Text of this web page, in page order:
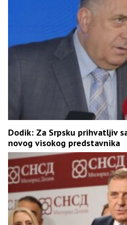
Dodik: Za Srpsku prihvatljiv
novog visokog predstavnika